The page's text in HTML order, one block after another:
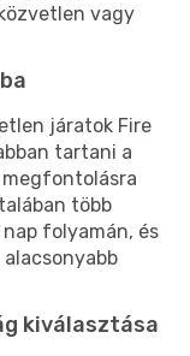
vagy
járatok Fire
tartani a
több
folyamán, és
kiválasztása